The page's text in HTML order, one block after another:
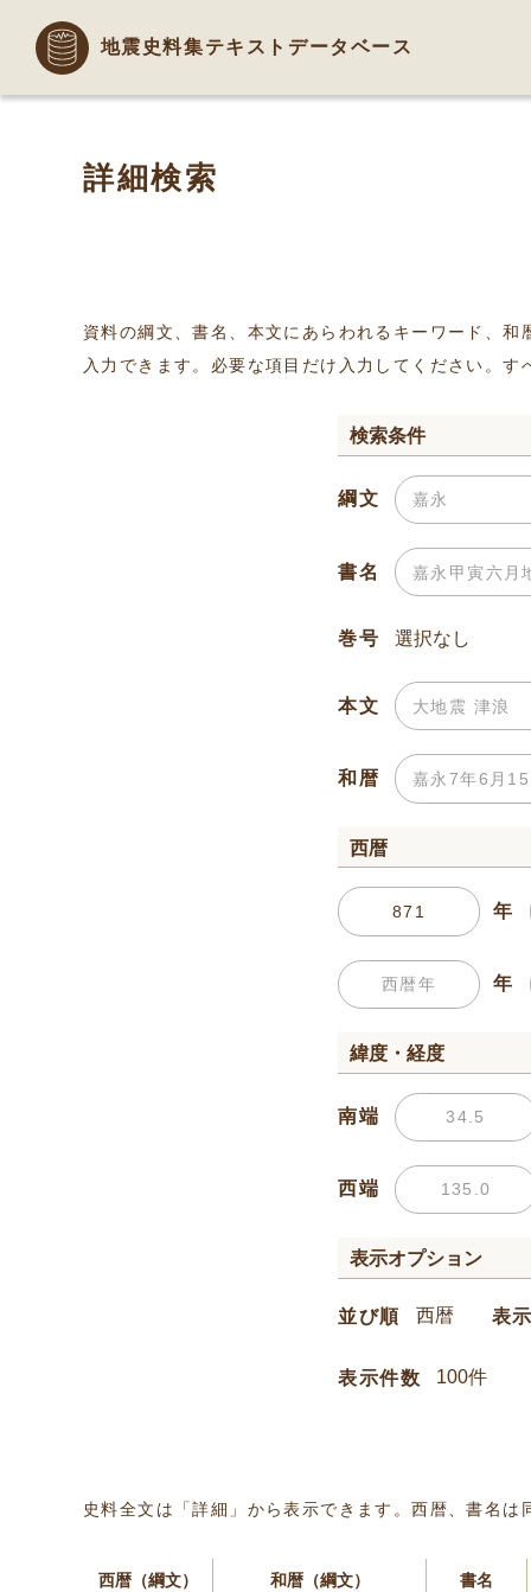
地震史料集テキストデータベース
詳細検索
資料の綱文、書名、本文にあらわれるキーワード、
入力できます。必要な項目だけ入力してください。
検索条件
綱文
書名
巻号
本文
和暦
西暦
年
年
緯度・経度
南端
西端
表示オプション
並び順 表
表示件数
史料全文は「詳細」から表示できます。西暦、書名
西暦（綱文） 和暦（綱文） 書名